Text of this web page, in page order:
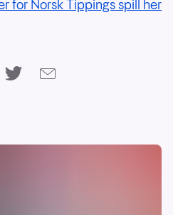
for Norsk Tippings spill her